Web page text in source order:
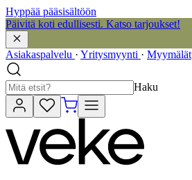
Hyppää pääsisältöön
Päivitä koti edullisesti. Katso tarjoukset!
Asiakaspalvelu · Yritysmyynti · Myymälät
Haku